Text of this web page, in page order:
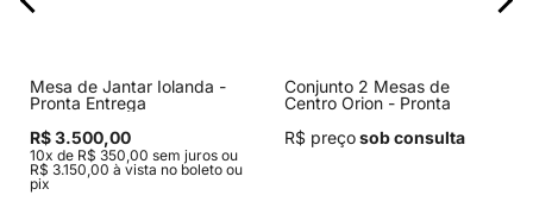
Mesa de Jantar Iolanda -
Pronta Entrega
R$ 3.500,00
10x de R$ 350,00 sem juros ou
R$ 3.150,00 à vista no boleto ou
pix
Conjunto 2 Mesas de
Centro Orion - Pronta
R$ preçosob consulta